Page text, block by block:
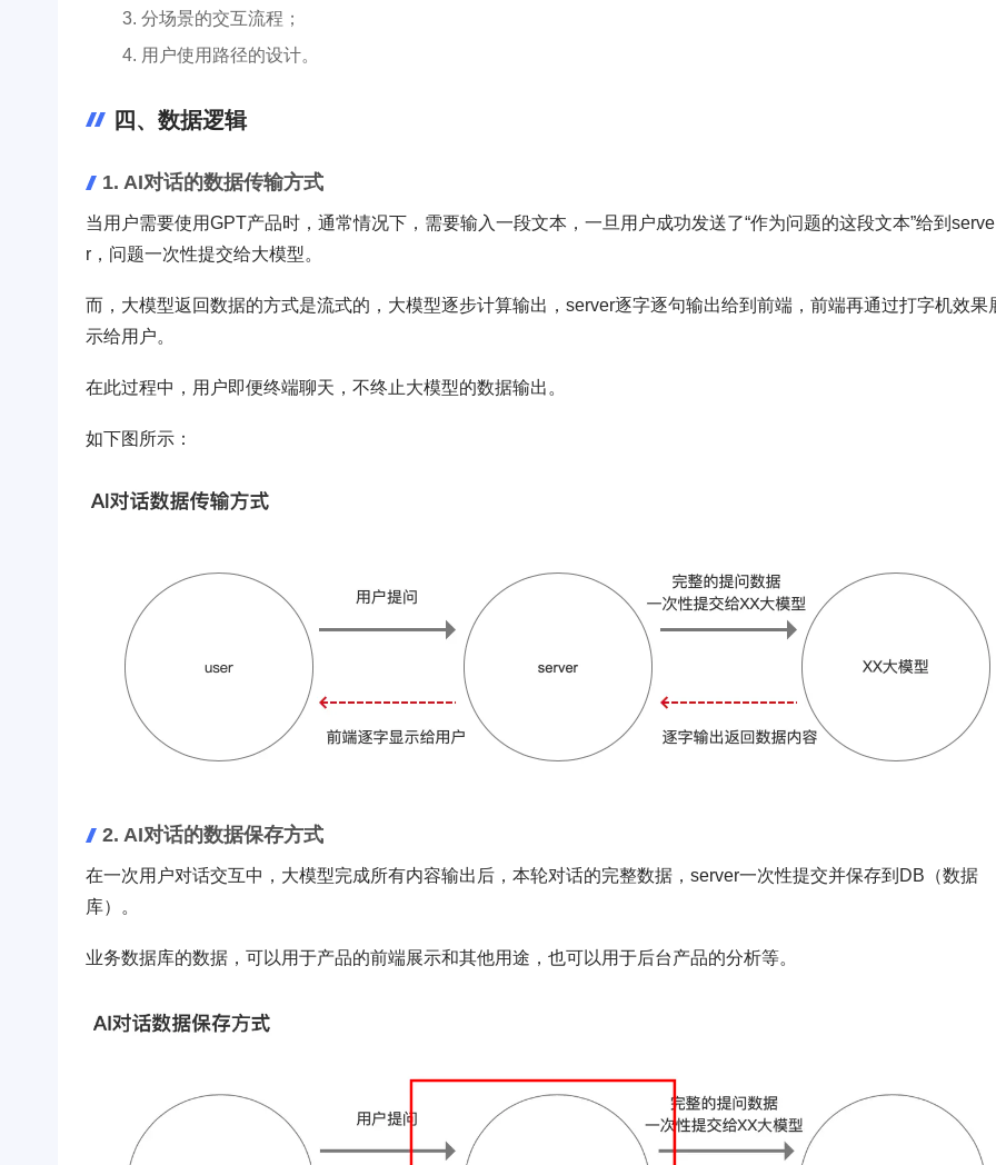
分场景的交互流程；
用户使用路径的设计。
四、数据逻辑
1. AI对话的数据传输方式
当用户需要使用GPT产品时，通常情况下，需要输入一段文本，一旦用户成功发送了“作为问题的这段文本”给到serve
r，问题一次性提交给大模型。
而，大模型返回数据的方式是流式的，大模型逐步计算输出，server逐字逐句输出给到前端，前端再通过打字机效果
示给用户。
在此过程中，用户即便终端聊天，不终止大模型的数据输出。
如下图所示：
2. AI对话的数据保存方式
在一次用户对话交互中，大模型完成所有内容输出后，本轮对话的完整数据，server一次性提交并保存到DB（数据
库）。
业务数据库的数据，可以用于产品的前端展示和其他用途，也可以用于后台产品的分析等。